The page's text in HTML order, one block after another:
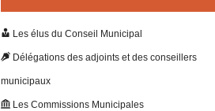
Les élus du Conseil Municipal
Délégations des adjoints et des conseillers
municipaux
Les Commissions Municipales